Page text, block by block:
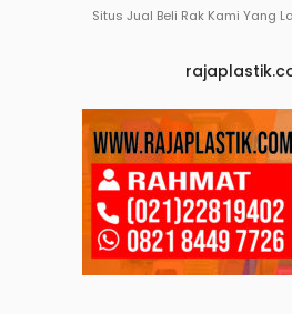
Situs Jual Beli Rak Kami Yang